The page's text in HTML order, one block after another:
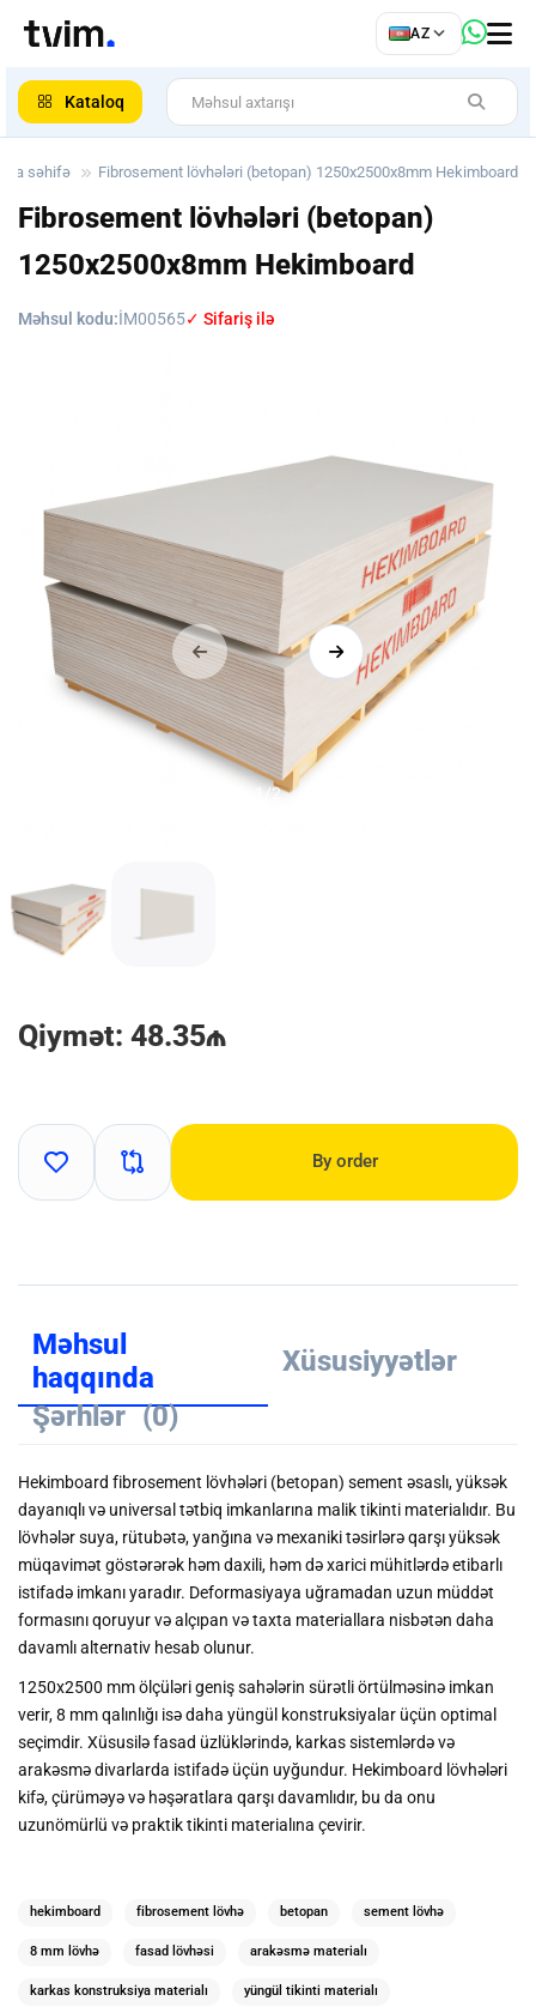
AZ
Kataloq
səhifə Fibrosement lövhələri (betopan) 1250x2500x8mm Hekimboard
Fibrosement lövhələri (betopan)
1250x2500x8mm Hekimboard
Məhsul kodu:İM00565✓ Sifariş ilə
1/2
Qiymət: 48.35₼
By order
Məhsul
haqqında
Xüsusiyyətlər
Şərhlər (0)
Hekimboard fibrosement lövhələri (betopan) sement əsaslı, yüksək
dayanıqlı və universal tətbiq imkanlarına malik tikinti materialıdır. Bu
lövhələr suya, rütubətə, yanğına və mexaniki təsirlərə qarşı yüksək
müqavimət göstərərək həm daxili, həm də xarici mühitlərdə etibarlı
istifadə imkanı yaradır. Deformasiyaya uğramadan uzun müddət
formasını qoruyur və alçıpan və taxta materiallara nisbətən daha
davamlı alternativ hesab olunur.
1250x2500 mm ölçüləri geniş sahələrin sürətli örtülməsinə imkan
verir, 8 mm qalınlığı isə daha yüngül konstruksiyalar üçün optimal
seçimdir. Xüsusilə fasad üzlüklərində, karkas sistemlərdə və
arakəsmə divarlarda istifadə üçün uyğundur. Hekimboard lövhələri
kifə, çürüməyə və həşəratlara qarşı davamlıdır, bu da onu
uzunömürlü və praktik tikinti materialına çevirir.
hekimboard fibrosement lövhə betopan sement lövhə
8 mm lövhə fasad lövhəsi arakəsmə materialı
karkas konstruksiya materialı yüngül tikinti materialı